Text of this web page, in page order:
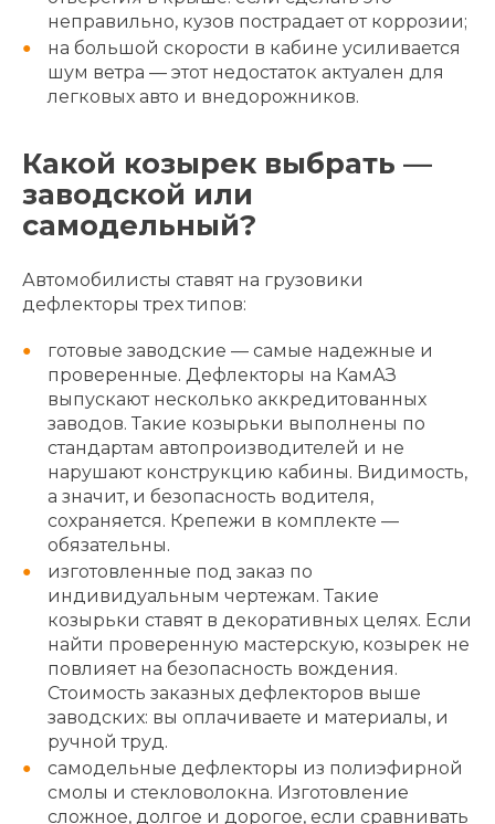
неправильно, кузов пострадает от коррозии;
на большой скорости в кабине усиливается
шум ветра — этот недостаток актуален для
легковых авто и внедорожников.
Какой козырек выбрать —
заводской или
самодельный?
Автомобилисты ставят на грузовики
дефлекторы трех типов:
готовые заводские — самые надежные и
проверенные. Дефлекторы на КамАЗ
выпускают несколько аккредитованных
заводов. Такие козырьки выполнены по
стандартам автопроизводителей и не
нарушают конструкцию кабины. Видимость,
а значит, и безопасность водителя,
сохраняется. Крепежи в комплекте —
обязательны.
изготовленные под заказ по
индивидуальным чертежам. Такие
козырьки ставят в декоративных целях. Если
найти проверенную мастерскую, козырек не
повлияет на безопасность вождения.
Стоимость заказных дефлекторов выше
заводских: вы оплачиваете и материалы, и
ручной труд.
самодельные дефлекторы из полиэфирной
смолы и стекловолокна. Изготовление
сложное, долгое и дорогое, если сравнивать